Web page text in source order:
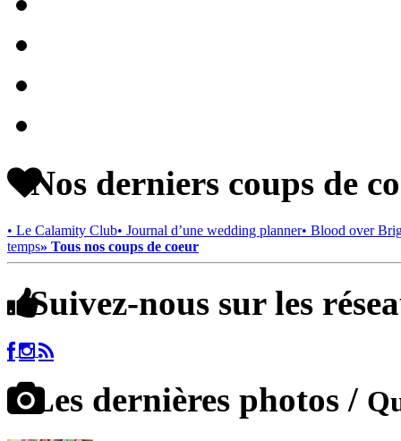
Nos derniers coups de
• Le Calamity Club• Journal d’une wedding planner• Blood over
temps» Tous nos coups de coeur
Suivez-nous sur les
Les dernières photos /